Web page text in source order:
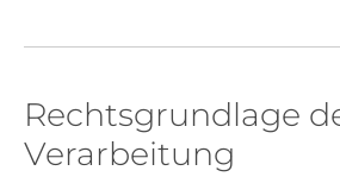
Rechtsgrundlage
Verarbeitung